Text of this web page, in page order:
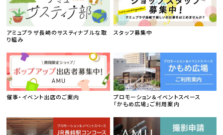
アミュプラザ長崎のサスティナブルな取
り組み
スタッフ募集中
催事・イベント出店のご案内
プロモーション＆イベントスペース
「かもめ広場」ご利用案内